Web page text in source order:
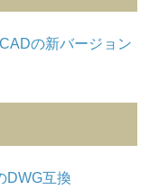
の新バージョン
DWG互換